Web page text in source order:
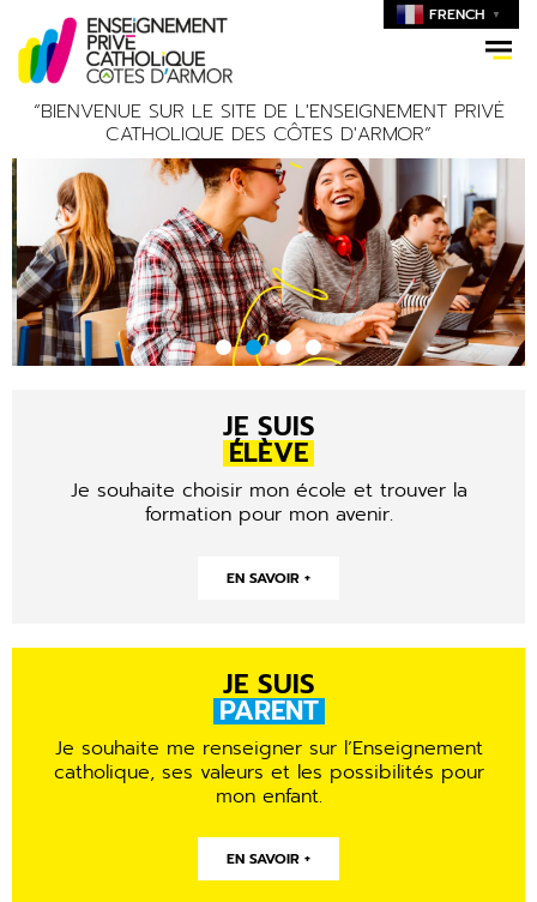
FRENCH ▼
“BIENVENUE SUR LE SITE DE L'ENSEIGNEMENT PRIVÉ
CATHOLIQUE DES CÔTES D'ARMOR”
UNE ÉCOLE OUVERTE
SUR LE MONDE
JE SUIS
ÉLÈVE
Je souhaite choisir mon école et trouver la
formation pour mon avenir.
EN SAVOIR +
JE SUIS
PARENT
Je souhaite me renseigner sur l’Enseignement
catholique, ses valeurs et les possibilités pour
mon enfant.
EN SAVOIR +